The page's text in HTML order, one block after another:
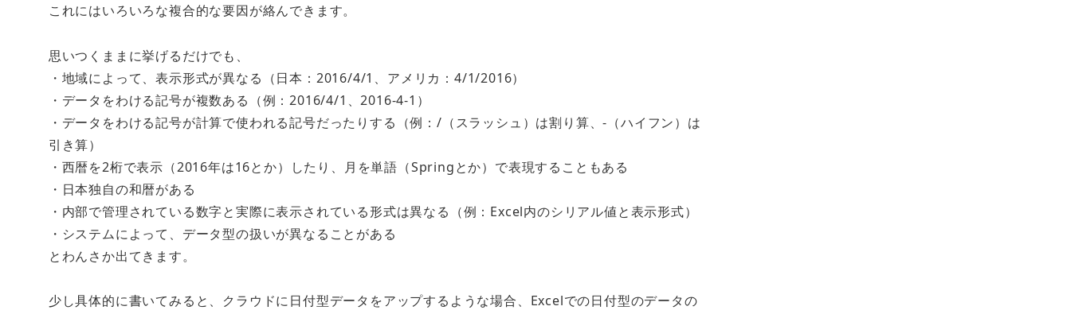
これにはいろいろな複合的な要因が絡んできます。
思いつくままに挙げるだけでも、
・地域によって、表示形式が異なる（日本：2016/4/1、アメリカ：4/1/2016）
・データをわける記号が複数ある（例：2016/4/1、2016-4-1）
・データをわける記号が計算で使われる記号だったりする（例：/（スラッシュ）は割り算、-（ハイフン）は
引き算）
・西暦を2桁で表示（2016年は16とか）したり、月を単語（Springとか）で表現することもある
・日本独自の和暦がある
・内部で管理されている数字と実際に表示されている形式は異なる（例：Excel内のシリアル値と表示形式）
・システムによって、データ型の扱いが異なることがある
とわんさか出てきます。
少し具体的に書いてみると、クラウドに日付型データをアップするような場合、Excelでの日付型のデータの